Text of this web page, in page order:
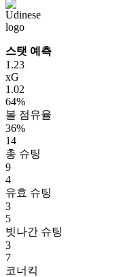
스탯 예측
1.23
xG
1.02
64%
볼 점유율
36%
14
총 슈팅
9
4
유효 슈팅
3
5
빗나간 슈팅
3
7
코너킥